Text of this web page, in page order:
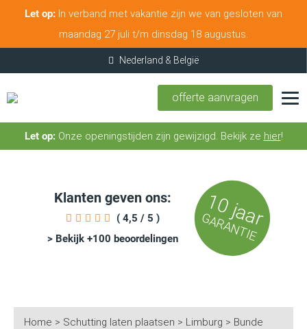
Let op: In verband met vakantie zijn we van gesloten van
maandag 27 juli t/m dinsdag 18 augustus.
offerte aanvragen
Let op:Onze openingstijden zijn gewijzigd. Bekijk ze hier!
Klanten geven ons:
( 4,5 / 5 )
> Bekijk +100 beoordelingen
10 jaar
GARANTIE
Home > Schutting laten plaatsen > Limburg > Bunde